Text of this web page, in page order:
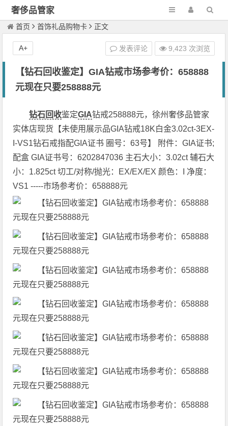
奢侈品管家
首页 首饰礼品购物卡 正文
【钻石回收鉴定】GIA钻戒市场参考价：658888
元现在只要258888元
发表评论 9,423 次浏览
A+
钻石回收鉴定GIA钻戒258888元，徐州奢侈品管家
实体店现货【未使用展示品GIA钻戒18K白金3.02ct-3EX-
I-VS1钻石戒指配GIA证书 圈号：63号】 附件：GIA证书;
配盒 GIA证书号：6202847036 主石大小：3.02ct 辅石大
小：1.825ct 切工/对称/抛光：EX/EX/EX 颜色：I 净度：
VS1 -----市场参考价：658888元